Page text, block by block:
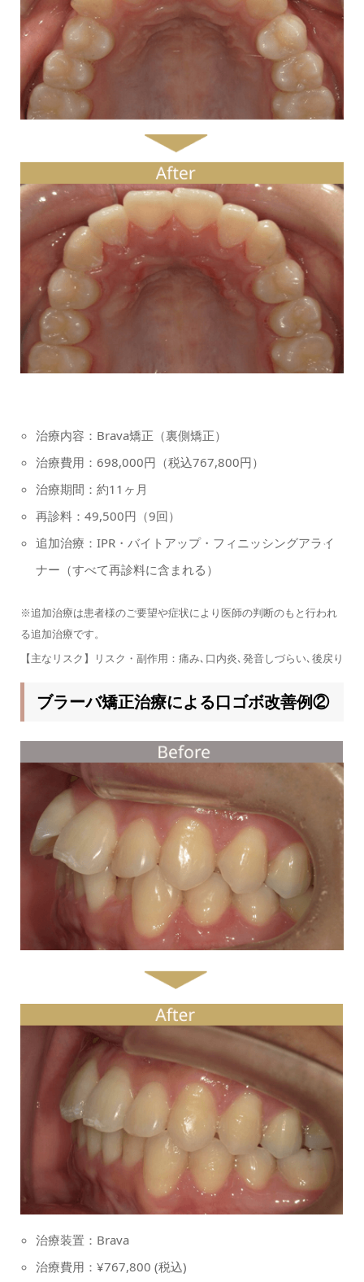
治療内容：Brava矯正（裏側矯正）
治療費用：698,000円（税込767,800円）
治療期間：約11ヶ月
再診料：49,500円（9回）
追加治療：IPR・バイトアップ・フィニッシングアライ
ナー（すべて再診料に含まれる）
※追加治療は患者様のご要望や症状により医師の判断のもと行われ
る追加治療です。
【主なリスク】リスク・副作用：痛み､口内炎､発音しづらい､後戻り
ブラーバ矯正治療による口ゴボ改善例②
治療装置：Brava
治療費用：¥767,800 (税込)